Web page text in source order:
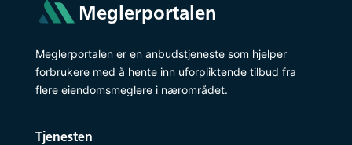
Meglerportalen
Meglerportalen er en anbudstjeneste som hjelper
forbrukere med å hente inn uforpliktende tilbud fra
flere eiendomsmeglere i nærområdet.
Tjenesten